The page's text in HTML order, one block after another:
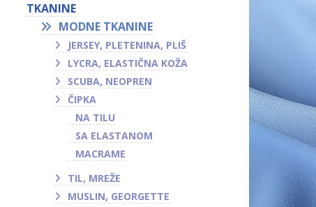
TKANINE
MODNE TKANINE
JERSEY, PLETENINA, PLIŠ
LYCRA, ELASTIČNA KOŽA
SCUBA, NEOPREN
ČIPKA
NA TILU
SA ELASTANOM
MACRAME
TIL, MREŽE
MUSLIN, GEORGETTE